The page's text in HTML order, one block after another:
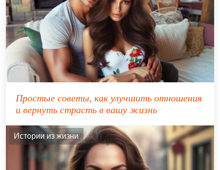
Простые советы, как улучшить отношения
и вернуть страсть в вашу жизнь
Истории из жизни